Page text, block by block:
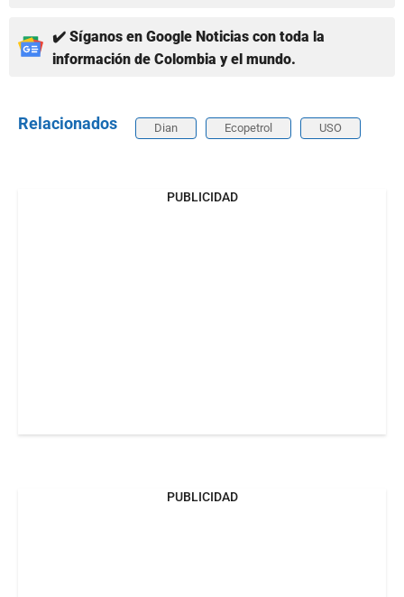
✔️ Síganos en Google Noticias con toda la
información de Colombia y el mundo.
Relacionados Dian Ecopetrol USO
PUBLICIDAD
PUBLICIDAD